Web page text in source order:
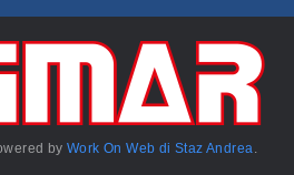
byWork On Web di Staz Andrea.